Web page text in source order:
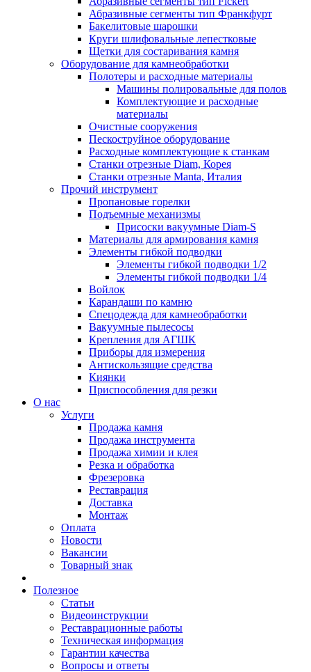
Абразивные сегменты тип Франкфурт
Бакелитовые шарошки
Круги шлифовальные лепестковые
Щетки для состаривания камня
Оборудование для камнеобработки
Полотеры и расходные материалы
Машины полировальные для полов
Комплектующие и расходные
материалы
Очистные сооружения
Пескоструйное оборудование
Расходные комплектующие к станкам
Станки отрезные Diam, Корея
Станки отрезные Manta, Италия
Прочий инструмент
Пропановые горелки
Подъeмные механизмы
Присоски вакуумные Diam-S
Материалы для армирования камня
Элементы гибкой подводки
Элементы гибкой подводки 1/2
Элементы гибкой подводки 1/4
Войлок
Карандаши по камню
Спецодежда для камнеобработки
Вакуумные пылесосы
Крепления для АГШК
Приборы для измерения
Антискользящие средства
Киянки
Приспособления для резки
О нас
Услуги
Продажа камня
Продажа инструмента
Продажа химии и клея
Резка и обработка
Фрезеровка
Реставрация
Доставка
Монтаж
Оплата
Новости
Вакансии
Товарный знак
Полезное
Статьи
Видеоинструкции
Реставрационные работы
Техническая информация
Гарантии качества
Вопросы и ответы